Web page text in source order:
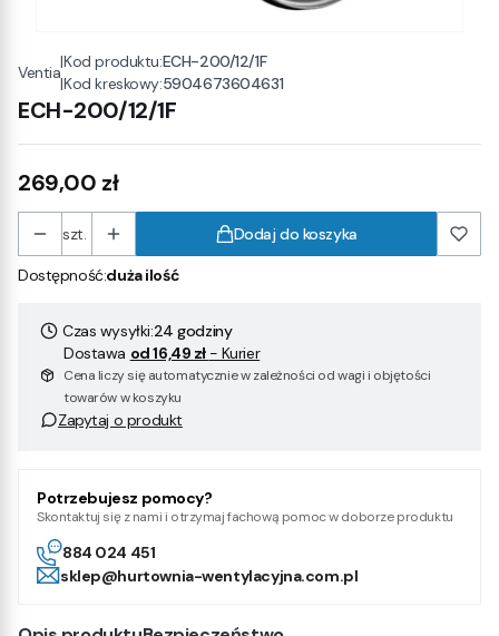
Ventia
|Kod produktu:ECH-200/12/1F
|Kod kreskowy:5904673604631
ECH-200/12/1F
Cena
269,00 zł
szt. Dodaj do koszyka
Dostępność:duża ilość
Czas wysyłki:24 godziny
Dostawa od 16,49 zł - Kurier
Cena liczy się automatycznie w zależności od wagi i objętości
towarów w koszyku
Zapytaj o produkt
Potrzebujesz pomocy?
Skontaktuj się z nami i otrzymaj fachową pomoc w doborze produktu
884 024 451
sklep@hurtownia-wentylacyjna.com.pl